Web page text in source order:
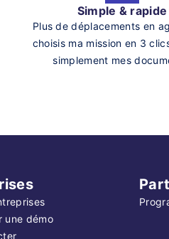
Simple & rapide
Plus de déplacements en
choisis ma mission en 3
simplement mes
une démo